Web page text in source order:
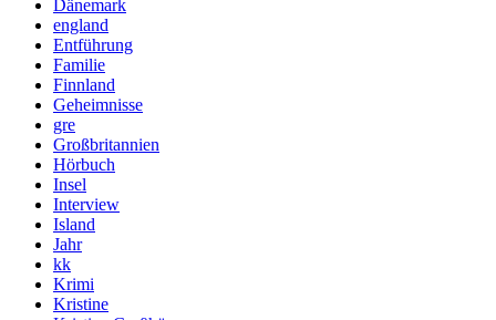
Dänemark
england
Entführung
Familie
Finnland
Geheimnisse
gre
Großbritannien
Hörbuch
Insel
Interview
Island
Jahr
kk
Krimi
Kristine